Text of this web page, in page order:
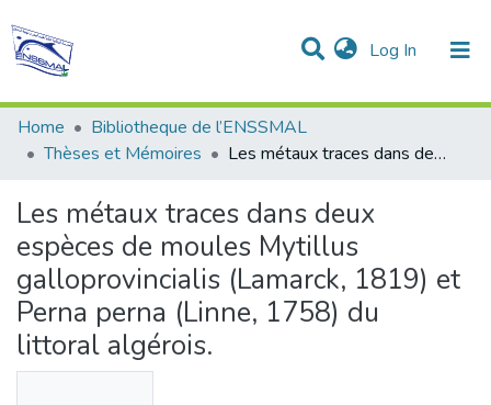
Log In (current)
Communities & Collections
Statistics
All of DSpace
Home
Bibliotheque de l’ENSSMAL
Thèses et Mémoires
Les métaux traces dans deux espèces de moules Mytillus galloprovincialis (Lamarck, 1819) et Perna perna (Linne, 1758) du littoral algérois.
Les métaux traces dans deux
espèces de moules Mytillus
galloprovincialis (Lamarck, 1819) et
Perna perna (Linne, 1758) du
littoral algérois.